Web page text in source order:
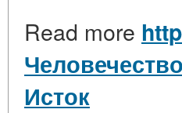
Read more
Исток